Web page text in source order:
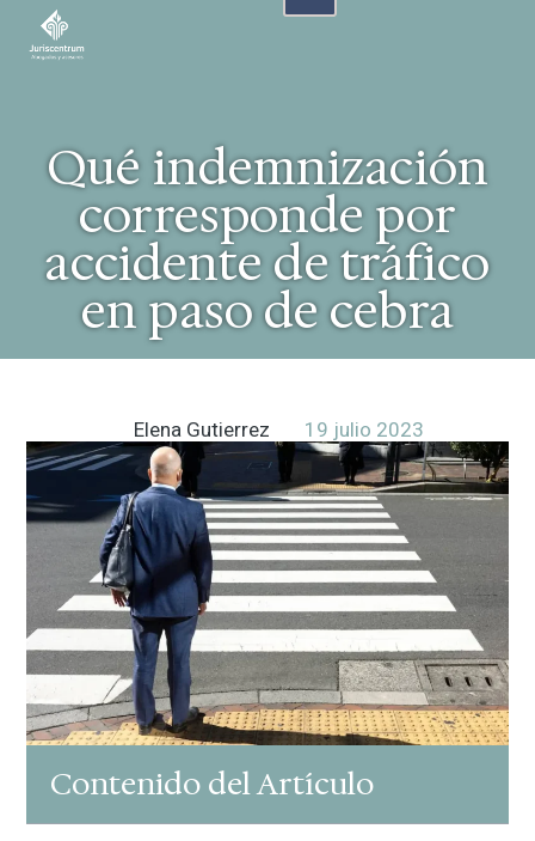
Qué indemnización
corresponde por
accidente de tráfico
en paso de cebra
Elena Gutierrez 19 julio 2023
Contenido del Artículo